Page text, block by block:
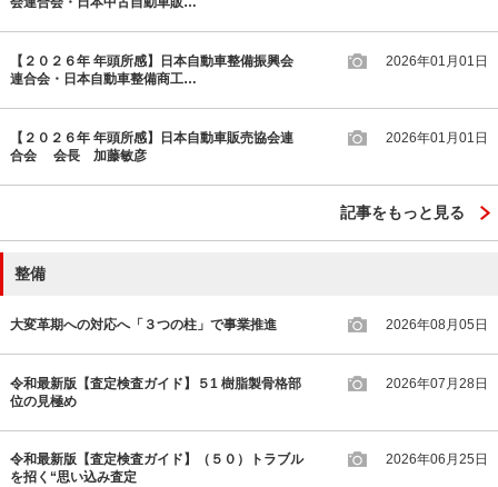
【２０２６年 年頭所感】日本自動車整備振興会
連合会・日本自動車整備商工…
2026年01月01日
【２０２６年 年頭所感】日本自動車販売協会連
合会 会長 加藤敏彦
2026年01月01日
記事をもっと見る
整備
大変革期への対応へ「３つの柱」で事業推進 2026年08月05日
令和最新版【査定検査ガイド】５1 樹脂製骨格部
位の見極め
2026年07月28日
令和最新版【査定検査ガイド】（５０）トラブル
を招く“思い込み査定
2026年06月25日